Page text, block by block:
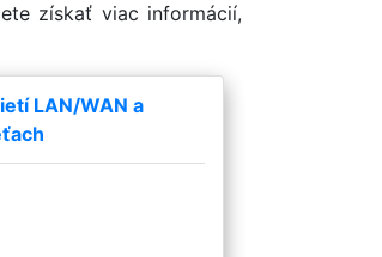
získať viac informácií,
LAN/WAN a